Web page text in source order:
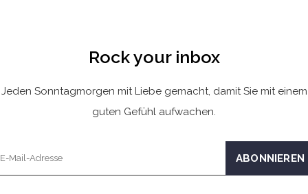
Rock your inbox
Jeden Sonntagmorgen mit Liebe gemacht, damit Sie mit einem
guten Gefühl aufwachen.